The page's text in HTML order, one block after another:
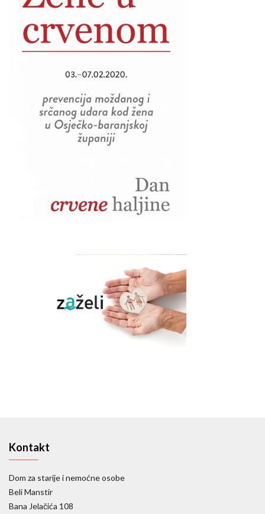
Kontakt
Dom za starije i nemoćne osobe
Beli Manstir
Bana Jelačića 108